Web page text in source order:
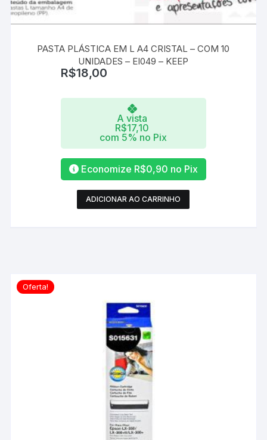
PASTA PLÁSTICA EM L A4 CRISTAL – COM 10
UNIDADES – EI049 – KEEP
R$18,00
A vista
R$17,10
com 5% no Pix
Economize R$0,90 no Pix
ADICIONAR AO CARRINHO
Oferta!